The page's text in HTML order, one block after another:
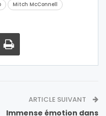
Mitch McConnell
ARTICLE SUIVANT
Immense émotion dans